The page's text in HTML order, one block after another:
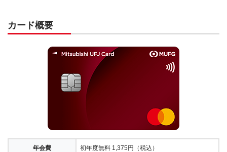
カード概要
年会費 初年度無料 1,375円（税込）